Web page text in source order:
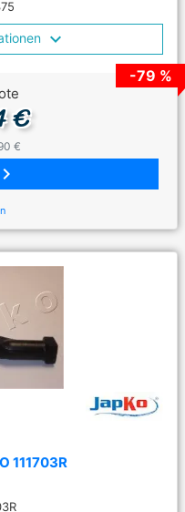
-79 %
€
€
keyboard_arrow_right
111703R